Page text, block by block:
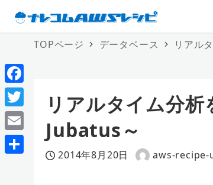
TOPページ データベース リアル
リアルタイム分
Jubatus～
投稿日
2014年8月20日
著
aws-recipe-
F
a
c
e
T
w
i
E